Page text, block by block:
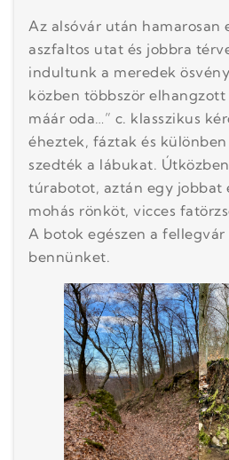
Az alsóvár után hamarosan
aszfaltos utat és jobbra
indultunk a meredek
közben többször
máár oda…” c. klasszikus
éheztek, fáztak és
szedték a lábukat.
túrabotot, aztán egy jobbat
mohás rönköt, vicces
A botok egészen a
bennünket.